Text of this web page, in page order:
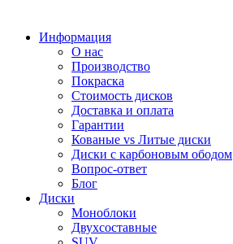
Информация
О нас
Производство
Покраска
Стоимость дисков
Доставка и оплата
Гарантии
Кованые vs Литые диски
Диски с карбоновым ободом
Вопрос-ответ
Блог
Диски
Моноблоки
Двухсоставные